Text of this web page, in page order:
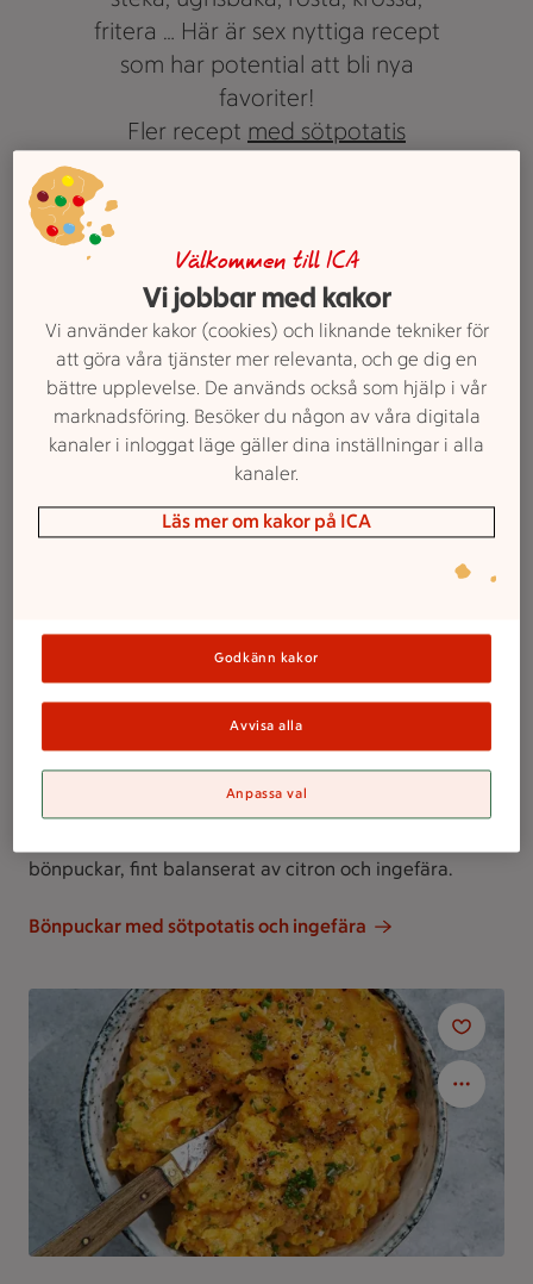
fritera … Här är sex nyttiga recept
som har potential att bli nya
favoriter!
Fler recept med sötpotatis
Betyg 3.6 av 5. 108
108 personer har röstatReceptet har 6 kommentarer
6
De flesta bönor, linser och även grönsaker och
rotfrukter går att forma till vegetariska biffar, bollar,
eller puckar som vi kallar dessa. Stora vita bönor och
bönpuckar, fint balanserat av citron och ingefära.
Bönpuckar med sötpotatis och ingefära
Välkommen till ICA
Vi jobbar med kakor
Vi använder kakor (cookies) och liknande tekniker för
att göra våra tjänster mer relevanta, och ge dig en
bättre upplevelse. De används också som hjälp i vår
marknadsföring. Besöker du någon av våra digitala
kanaler i inloggat läge gäller dina inställningar i alla
kanaler.
Läs mer om kakor på ICA
Godkänn kakor
Avvisa alla
Anpassa val